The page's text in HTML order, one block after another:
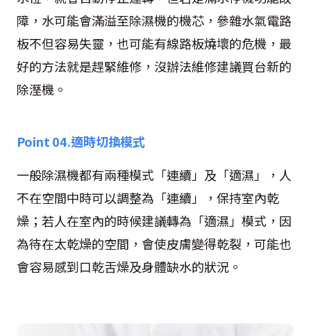
障，水可能會滿溢至除濕機的機芯，參雜水氣電路
板不但容易失靈，也可能有線路板燒壞的危機，最
好的方法就是趕緊維修，沒辦法維修建議買台新的
除溼機。
Point 04.適時切換模式
一般除濕機都有兩種模式「連續」及「適濕」，人
不在空間中時可以調整為「連續」，保持室內乾
燥；若人在室內的時候建議轉為「適濕」模式，因
為待在太乾燥的空間，會使皮膚變得乾裂，可能也
會容易感到口乾舌燥及身體缺水的狀況。